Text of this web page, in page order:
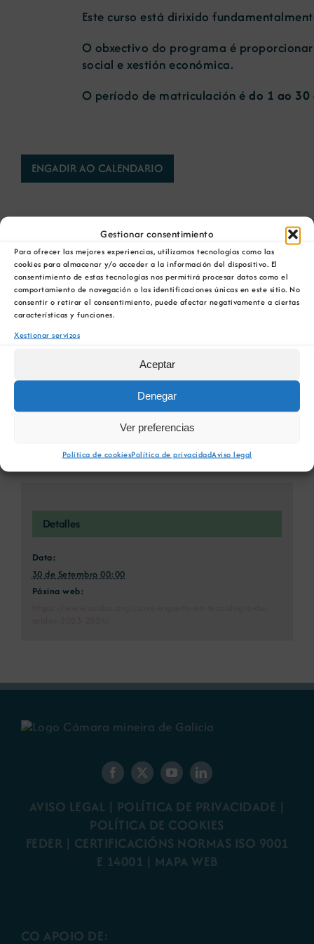
Gestionar consentimiento
Para ofrecer las mejores experiencias, utilizamos tecnologías como las
cookies para almacenar y/o acceder a la información del dispositivo. El
consentimiento de estas tecnologías nos permitirá procesar datos como el
comportamiento de navegación o las identificaciones únicas en este sitio. No
consentir o retirar el consentimiento, puede afectar negativamente a ciertas
características y funciones.
Xestionar servizos
Aceptar
Denegar
Ver preferencias
Política de cookiesPolítica de privacidadAviso legal
Este curso está dirixido
O obxectivo do programa é
social e xestión económica.
O período de matriculación édo 1 ao 30
ENGADIR AO CALENDARIO
Comparta esta información en su red Social
favorita!
Facebook
X Bluesky
Curso Avanzado en
Primeira Edición do MBA Minaría e
Materias Primas (Sevilla)
Detalles
Data:
30 de Setembro 00:00
Páxina web:
AVISO LEGAL | POLÍTICA DE PRIVACIDADE |
POLÍTICA DE COOKIES
FEDER | CERTIFICACIÓNS NORMAS ISO 9001
E 14001 | MAPA WEB
CO APOIO DE: